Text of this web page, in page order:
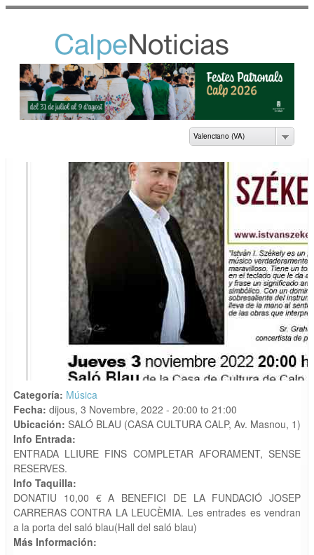
NOTICIAS DEL
AYUNTAMIENTO DE
Valenciano (VA)
Categoría: Música
Fecha: dijous, 3 Novembre, 2022 - 20:00 to 21:00
Ubicación: SALÓ BLAU (CASA CULTURA CALP, Av. Masnou, 1)
Info Entrada:
ENTRADA LLIURE FINS COMPLETAR AFORAMENT, SENSE
RESERVES.
Info Taquilla:
DONATIU 10,00 € A BENEFICI DE LA FUNDACIÓ JOSEP
CARRERAS CONTRA LA LEUCÈMIA. Les entrades es vendran
a la porta del saló blau(Hall del saló blau)
Más Información: